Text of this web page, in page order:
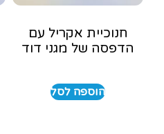
חנוכיית אקריל עם
הדפסה של מגני דוד
הוספה לסל